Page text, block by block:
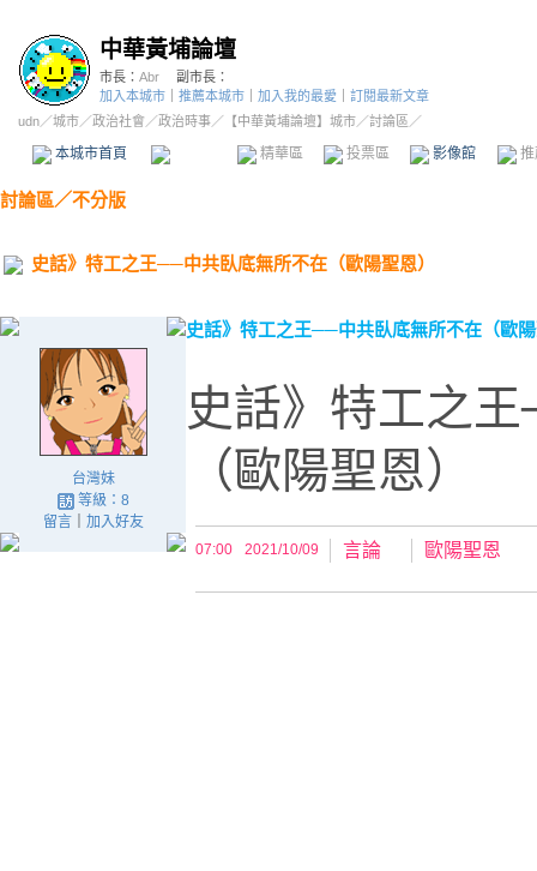
中華黃埔論壇
市長： Abr
副市長：
加入本城市
推薦本城市 加入我的最愛
訂閱最新文章
udn／城市／政治社會 ／政治時事／ 【中華黃埔論壇】城市／討論區／
本城市首頁 精華區 投票區 影像館
討論區／不分版
史話》特工之王──中共臥底無所不在（歐陽聖恩）
台灣妹
等級：8
留言｜ 加入好友
史話》特工之王──中共臥底無所不在（歐
史話》特工之
（歐陽聖恩）
07:00 2021/10/09 言論 歐陽聖恩